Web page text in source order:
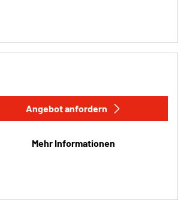
Angebot anfordern
Mehr Informationen